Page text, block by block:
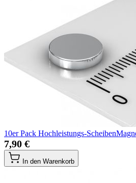
10er Pack Hochleistungs-
7,90 €
In den Warenkorb